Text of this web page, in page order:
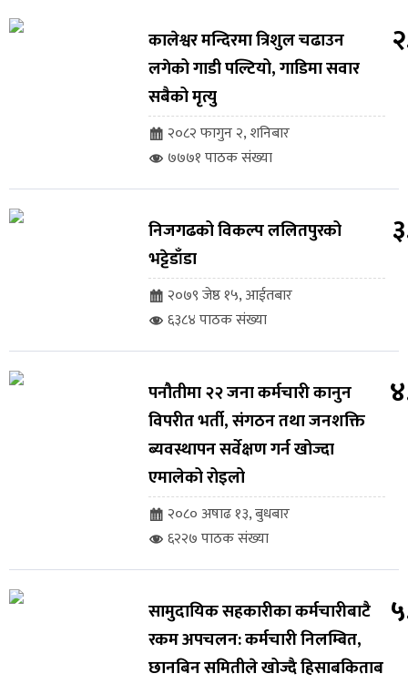
कालेश्वर मन्दिरमा त्रिशुल चढाउन
लगेको गाडी पल्टियो, गाडिमा सवार
सबैको मृत्यु
२०८२ फागुन २, शनिबार
७७७१ पाठक संख्या
निजगढको विकल्प ललितपुरको
भट्टेडाँडा
२०७९ जेष्ठ १५, आईतबार
६३८४ पाठक संख्या
पनौतीमा २२ जना कर्मचारी कानुन
विपरीत भर्ती, संगठन तथा जनशक्ति
ब्यवस्थापन सर्वेक्षण गर्न खोज्दा
एमालेको रोइलो
२०८० अषाढ १३, बुधबार
६२२७ पाठक संख्या
सामुदायिक सहकारीका कर्मचारीबाटै
रकम अपचलन: कर्मचारी निलम्बित,
छानबिन समितीले खोज्दै हिसाबकिताब